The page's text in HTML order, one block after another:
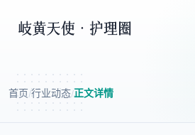
首页/行业动态/正文详情